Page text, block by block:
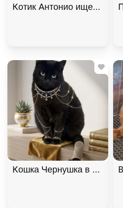
Котик Антонио ищет дом.
Кошка Чернушка в самые